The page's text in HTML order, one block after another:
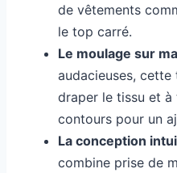
de vêtements
le top carré.
Le moulage sur
audacieuses,
draper le tissu et
contours pour un
La conception
combine prise de